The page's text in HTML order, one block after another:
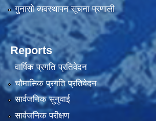
गुनासो व्यवस्थापन सूचना प्रणाली
Reports
वार्षिक प्रगति प्रतिवेदन
चौमासिक प्रगति प्रतिवेदन
सार्वजनिक सुनुवाई
सार्वजनिक परीक्षण